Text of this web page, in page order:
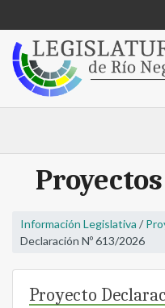
Información Legislativa /
Declaración Nº 613/2026
Proyecto